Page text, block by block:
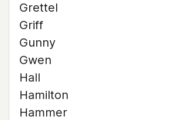
Grettel
Griff
Gunny
Gwen
Hall
Hamilton
Hammer